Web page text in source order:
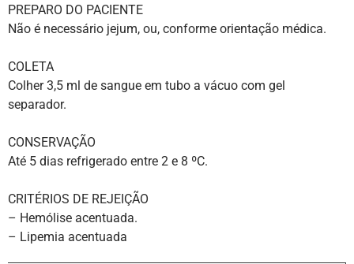
PREPARO DO PACIENTE
Não é necessário jejum, ou, conforme orientação médica.
COLETA
Colher 3,5 ml de sangue em tubo a vácuo com gel
separador.
CONSERVAÇÃO
Até 5 dias refrigerado entre 2 e 8 ºC.
CRITÉRIOS DE REJEIÇÃO
– Hemólise acentuada.
– Lipemia acentuada